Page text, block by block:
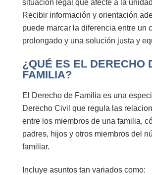
situación legal que afecte a la
Recibir información y orientación
puede marcar la diferencia entre un
prolongado y una solución justa y
¿QUÉ ES EL DERECHO
FAMILIA?
El Derecho de Familia es una
Derecho Civil que regula las
entre los miembros de una familia,
padres, hijos y otros miembros del
familiar.
Incluye asuntos tan variados como: